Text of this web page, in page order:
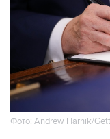
Фото: Andrew Harnik/